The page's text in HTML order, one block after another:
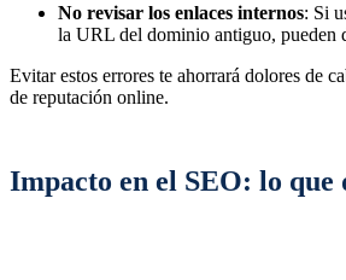
No revisar los enlaces internos: Si
la URL del dominio antiguo, pueden
Evitar estos errores te ahorrará dolores de
de reputación online.
Impacto en el SEO: lo que